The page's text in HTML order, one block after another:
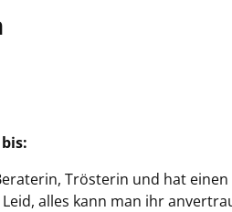
Verfasser
Trösterin und hat
alles kann man ihr